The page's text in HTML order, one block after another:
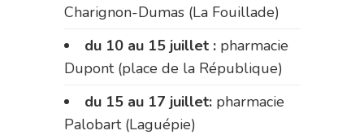
Charignon-Dumas (La Fouillade)
du 10 au 15 juillet : pharmacie
Dupont (place de la République)
du 15 au 17 juillet: pharmacie
Palobart (Laguépie)